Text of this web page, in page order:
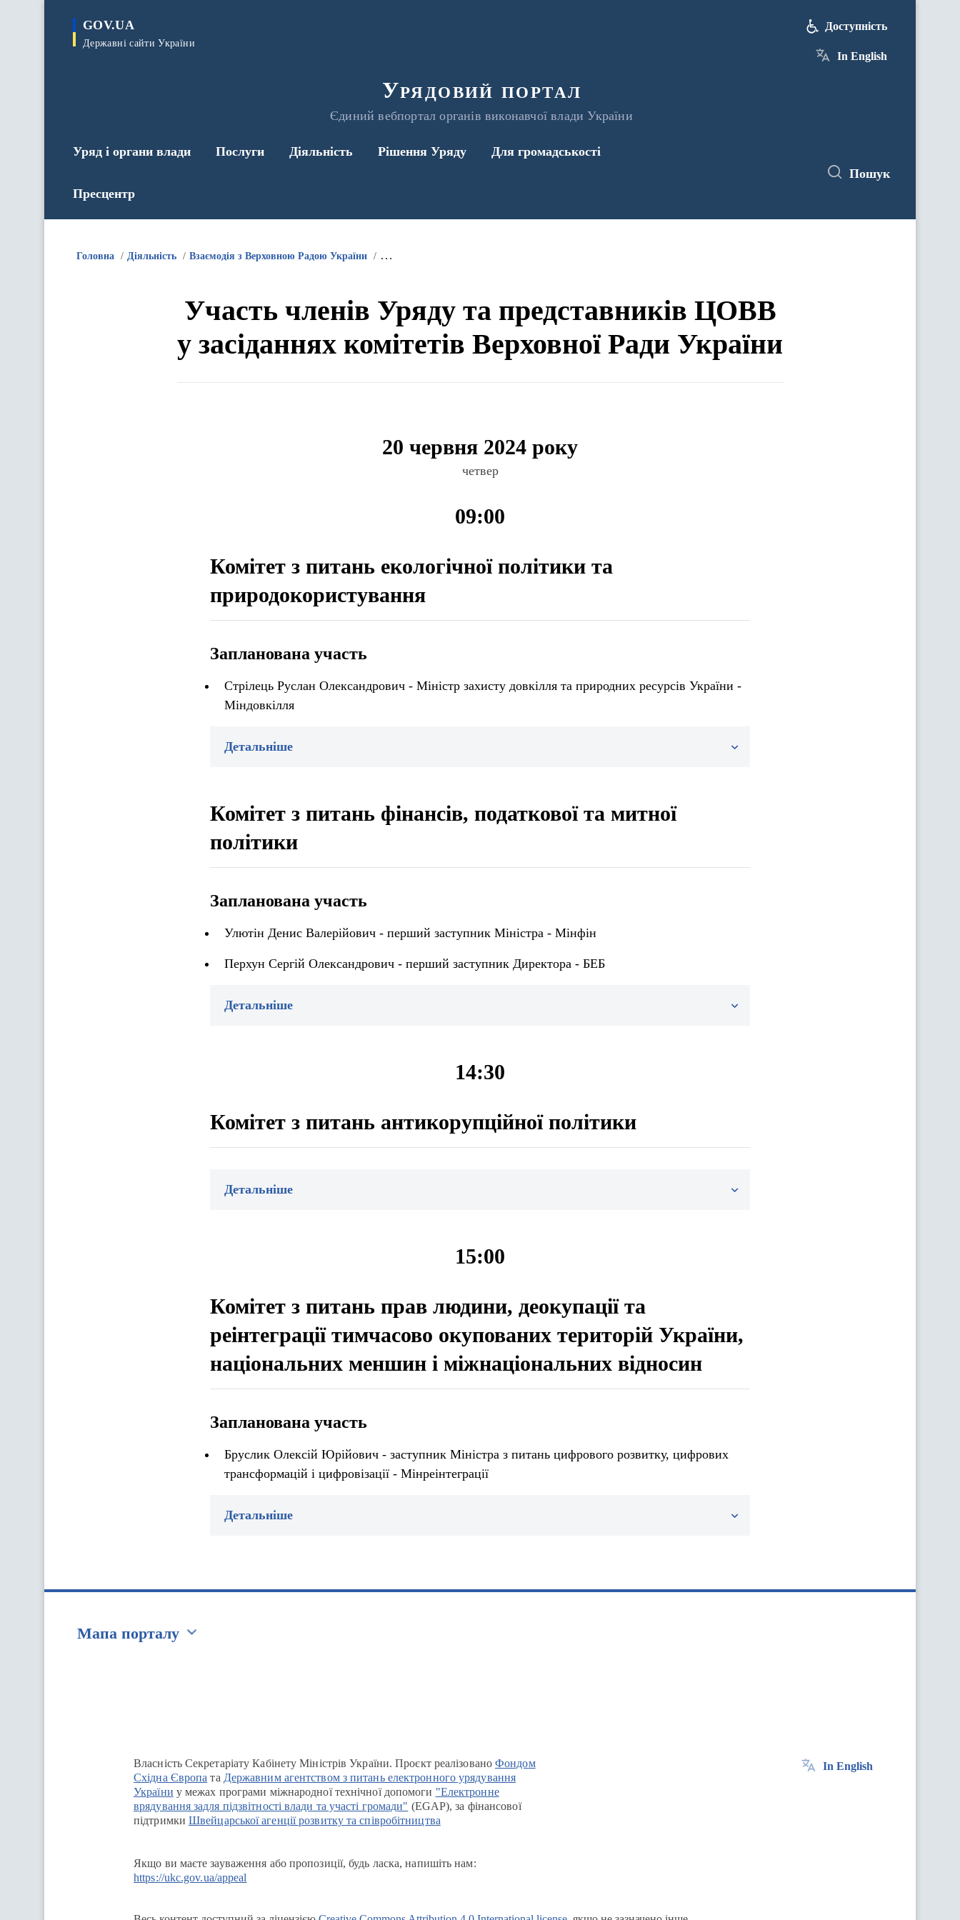
GOV.UA
Державні сайти України
Урядовий портал
Єдиний вебпортал органів виконавчої влади України
Доступність
In English
Уряд і органи влади Послуги Діяльність Рішення Уряду Для громадськості
Пресцентр
Пошук
Головна Діяльність Взаємодія з Верховною Радою України Інформація про участь членів Уряду та представників ЦОВВ у засіданнях комітетів Верховної Ради України
Участь членів Уряду та представників ЦОВВ
у засіданнях комітетів Верховної Ради України
20 червня 2024 року
четвер
09:00
Комітет з питань екологічної політики та
природокористування
Запланована участь
Стрілець Руслан Олександрович - Міністр захисту довкілля та природних ресурсів України -
Міндовкілля
Детальніше
Комітет з питань фінансів, податкової та митної
політики
Запланована участь
Улютін Денис Валерійович - перший заступник Міністра - Мінфін
Перхун Сергій Олександрович - перший заступник Директора - БЕБ
Детальніше
14:30
Комітет з питань антикорупційної політики
Детальніше
15:00
Комітет з питань прав людини, деокупації та
реінтеграції тимчасово окупованих територій України,
національних меншин і міжнаціональних відносин
Запланована участь
Бруслик Олексій Юрійович - заступник Міністра з питань цифрового розвитку, цифрових
трансформацій і цифровізації - Мінреінтеграції
Детальніше
Мапа порталу
Власність Секретаріату Кабінету Міністрів України. Проєкт реалізованоФондом
Східна Європа та Державним агентством з питань електронного урядування
України у межах програми міжнародної технічної допомоги "Електронне
врядування задля підзвітності влади та участі громади" (EGAP), за фінансової
підтримки Швейцарської агенції розвитку та співробітництва
Якщо ви маєте зауваження або пропозиції, будь ласка, напишіть нам:
https://ukc.gov.ua/appeal
In English